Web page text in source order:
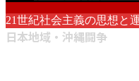
21世紀社会主義の思想と
日本地域・沖縄闘争